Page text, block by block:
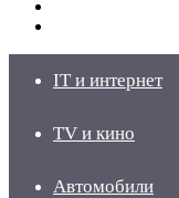
IT и интернет
TV и кино
Автомобили